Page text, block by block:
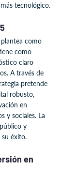
tecnológico.
como
como
claro
A través de
pretende
robusto,
en
y sociales. La
y
éxito.
en